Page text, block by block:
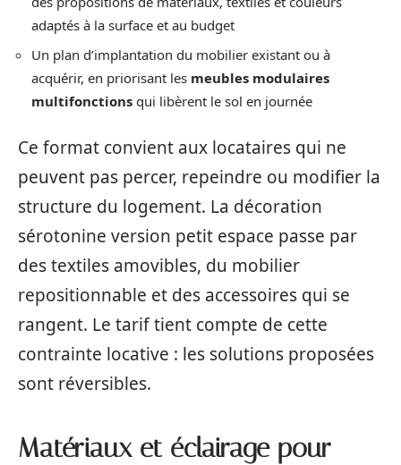
adaptés à la surface et au budget
Un plan d’implantation du mobilier existant ou à
acquérir, en priorisant les meubles modulaires
multifonctions qui libèrent le sol en journée
Ce format convient aux locataires qui ne
peuvent pas percer, repeindre ou modifier la
structure du logement. La décoration
sérotonine version petit espace passe par
des textiles amovibles, du mobilier
repositionnable et des accessoires qui se
rangent. Le tarif tient compte de cette
contrainte locative : les solutions proposées
sont réversibles.
Matériaux et éclairage pour